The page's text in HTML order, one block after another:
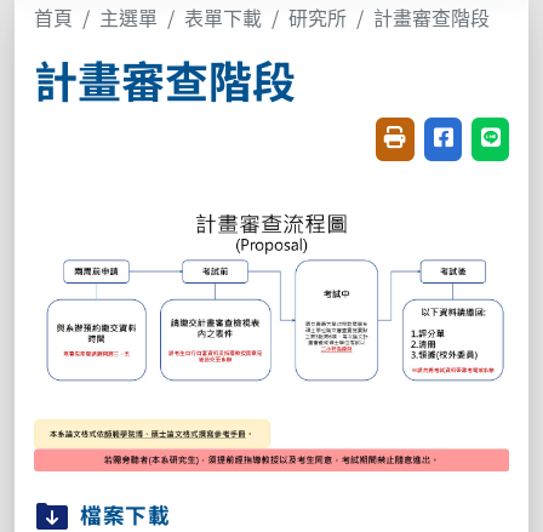
首頁 主選單 表單下載 研究所 計畫審查階段
計畫審查階段
友善列印(開新視
分享至臉書
分享
檔案下載